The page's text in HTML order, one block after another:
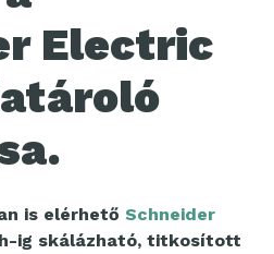
Electric
is elérhető Schneider
ig skálázható, titkosított